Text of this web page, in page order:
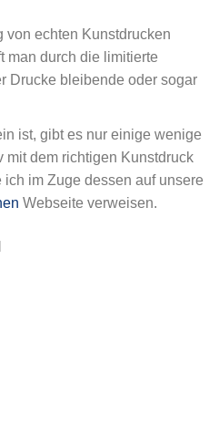
von echten Kunstdrucken
man durch die limitierte
Drucke bleibende oder sogar
ist, gibt es nur einige wenige
dem richtigen Kunstdruck
im Zuge dessen auf unsere
Webseite verweisen.